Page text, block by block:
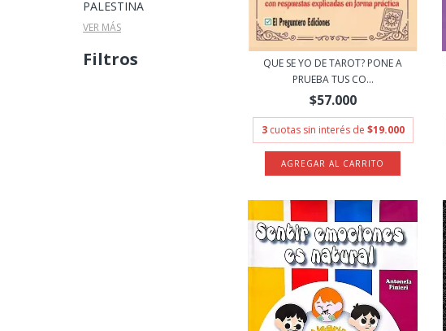
PALESTINA
VER MÁS
Filtros
QUE SE YO DE TAROT? PONE A
PRUEBA TUS CO...
$57.000
3 cuotas sin interés de $19.000